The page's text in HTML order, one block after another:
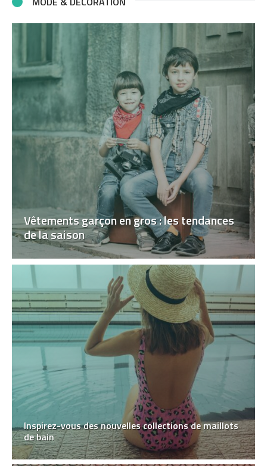
Vêtements garçon en gros : les tendances
de la saison
Inspirez-vous des nouvelles collections de maillots
de bain